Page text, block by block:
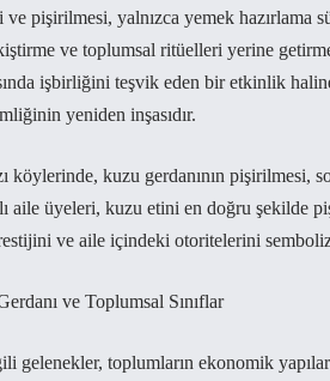
pişirilmesi, yalnızca yemek hazırlama
ve toplumsal ritüelleri yerine getirme
işbirliğini teşvik eden bir etkinlik
yeniden inşasıdır.
kuzu gerdanının pişirilmesi,
aile üyeleri, kuzu etini en doğru şekilde
ve aile içindeki otoritelerini
ve Toplumsal Sınıflar
toplumların ekonomik